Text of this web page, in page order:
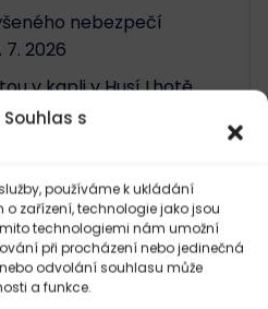
s
používáme k ukládání
zařízení, technologie jako jsou
technologiemi nám umožní
při procházení nebo jedinečná
odvolání souhlasu může
a funkce.
nebezpečí
7. 2026
v kapli v Husí Lhotě
Někdo to rád v Plzni
obce
4. 5. 2026